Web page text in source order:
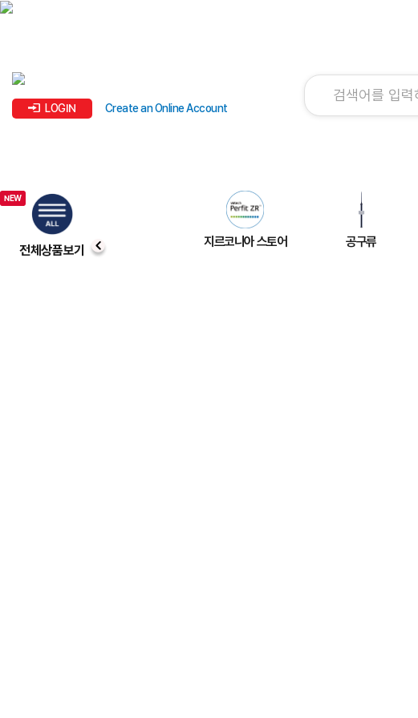
LOGIN Create an Online Account
전체상품보기
지르코니아 스토어 공구류